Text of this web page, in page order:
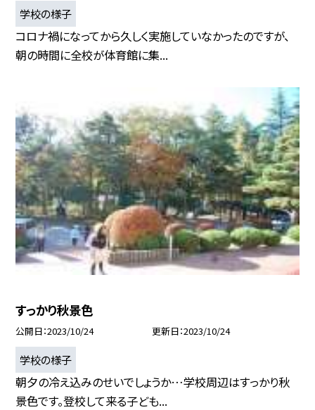
学校の様子
コロナ禍になってから久しく実施していなかったのですが、
朝の時間に全校が体育館に集...
すっかり秋景色
公開日 2023/10/24 更新日 2023/10/24
学校の様子
朝夕の冷え込みのせいでしょうか…学校周辺はすっかり秋
景色です。登校して来る子ども...